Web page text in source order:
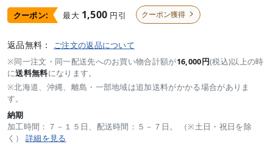
クーポン: 最大 1,500 円引 クーポン獲得 
返品無料： ご注文の返品について
※同一注文・同一配送先へのお買い物合計額が16,000円(税込)以上の時
に送料無料になります。
※北海道、沖縄、離島・一部地域は追加送料がかかる場合がありま
す。
納期
加工時間：７－１５日、配送時間：５－７日。 （※土日・祝日を除
く） 詳細を見る